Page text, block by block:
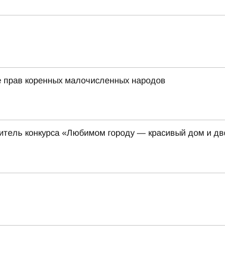
коренных малочисленных народов
конкурса «Любимом городу — красивый дом и